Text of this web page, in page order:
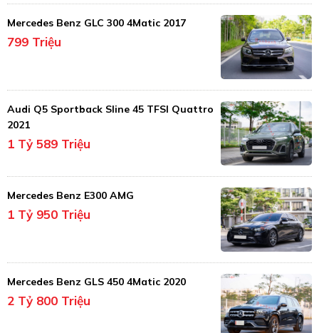
Mercedes Benz GLC 300 4Matic 2017
799 Triệu
Audi Q5 Sportback Sline 45 TFSI Quattro
2021
1 Tỷ 589 Triệu
Mercedes Benz E300 AMG
1 Tỷ 950 Triệu
Mercedes Benz GLS 450 4Matic 2020
2 Tỷ 800 Triệu